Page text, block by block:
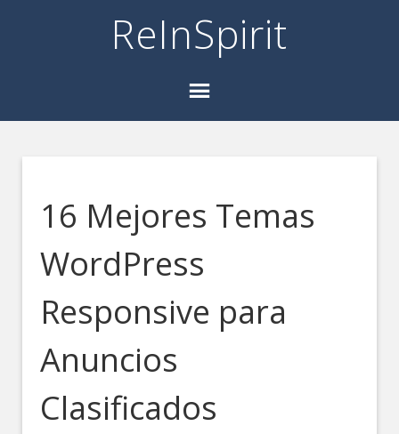
ReInSpirit
16 Mejores Temas
WordPress
Responsive para
Anuncios
Clasificados